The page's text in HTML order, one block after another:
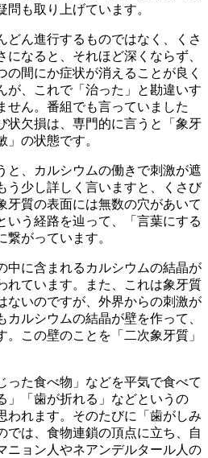
も取り上げています。
どん進行するものではなく、くさ
なると、それほど深くならず、
の間にか症状が消えることが良く
が、これで「治った」と勘違いす
せん。番組でも言っていました
状欠損は、専門的に言うと「象牙
の状態です。
と、カルシウムの働きで刺激が遮
う少し詳しく言いますと、くさび
牙質の表面には無数の穴があいて
いう経路を辿って、「言葉にする
がっています。
中に含まれるカルシウムの結晶が
れています。また、これは象牙質
ないのですが、外界からの刺激が
ルシウムの結晶が壁を作って、
この壁のことを「二次象牙質」
った食べ物」などを平気で食べて
」「歯が折れる」などというの
われます。そのたびに「歯がしみ
では、食物連鎖の頂点に立ち、自
ニョン人やネアンデルタール人の